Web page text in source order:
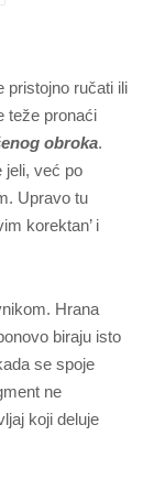
pristojno ručati ili
teže pronaći
obroka.
jeli, već po
Upravo tu
korektan’ i
Hrana
biraju isto
se spoje
ne
koji deluje